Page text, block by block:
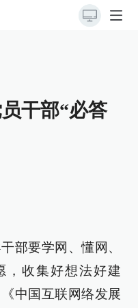
干部“必答
部要学网、懂网、
，收集好想法好建
中国互联网络发展